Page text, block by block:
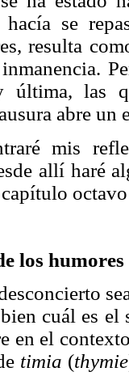
se
resulta
última, las
abre un
mis
allí haré
los humores
cuál es
en el
timia (thymie